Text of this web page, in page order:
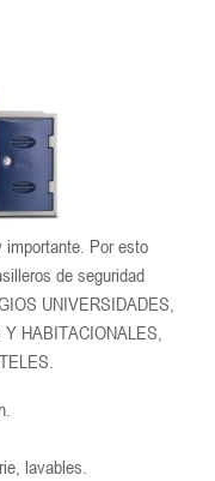
importante. Por esto
de seguridad
UNIVERSIDADES,
HABITACIONALES,
lavables.